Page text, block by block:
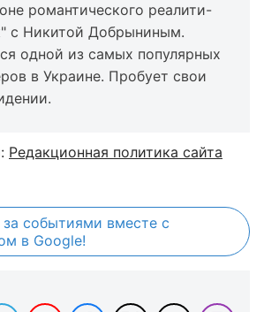
романтического реалити-
с Никитой Добрыниным.
одной из самых популярных
в Украине. Пробует свои
Редакционная политика сайта
событиями вместе с
в Google!